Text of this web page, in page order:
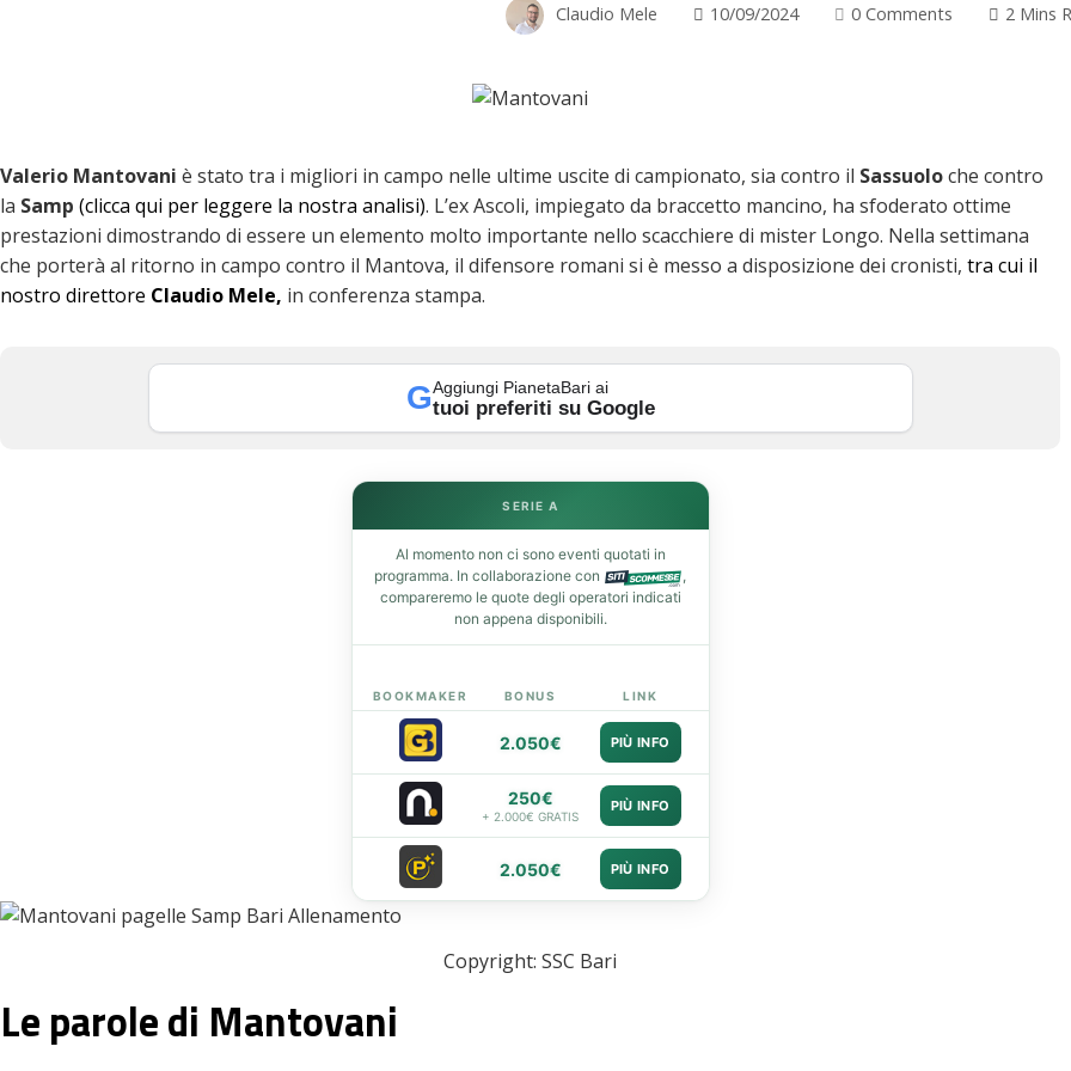
Claudio Mele 10/09/2024 0 Comments 2 Mins
Valerio Mantovani è stato tra i migliori in campo nelle ultime uscite di campionato, sia contro il Sassuoloche contro
la Samp (clicca qui per leggere la nostra analisi). L’ex Ascoli, impiegato da braccetto mancino, ha sfoderato ottime
prestazioni dimostrando di essere un elemento molto importante nello scacchiere di mister Longo. Nella settimana
che porterà al ritorno in campo contro il Mantova, il difensore romani si è messo a disposizione dei cronisti, tra cui il
nostro direttore Claudio Mele, in conferenza stampa.
GAggiungi PianetaBari ai
tuoi preferiti su Google
SERIE A
Al momento non ci sono eventi quotati in
programma. In collaborazione con
,
compareremo le quote degli operatori indicati
non appena disponibili.
BOOKMAKER BONUS LINK
2.050€ PIÙ INFO
250€
+ 2.000€ GRATIS
PIÙ INFO
2.050€ PIÙ INFO
Copyright: SSC Bari
Le parole di Mantovani